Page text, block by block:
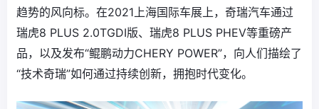
趋势的风向标。在2021上海国际车展上，奇瑞汽车通过
瑞虎8 PLUS 2.0TGDI版、瑞虎8 PLUS PHEV等重磅产
品，以及发布“鲲鹏动力CHERY POWER”，向人们描绘了
“技术奇瑞”如何通过持续创新，拥抱时代变化。